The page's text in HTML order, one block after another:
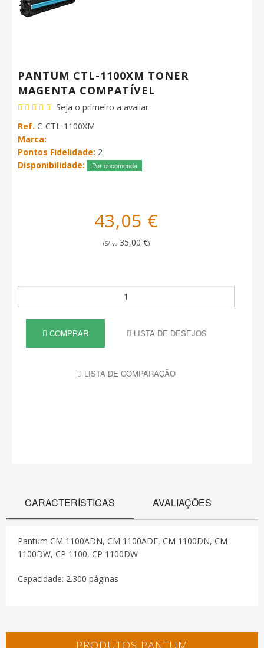
PANTUM CTL-1100XM TONER
MAGENTA COMPATÍVEL
Seja o primeiro a avaliar
Ref. C-CTL-1100XM
Marca:
Pontos Fidelidade: 2
Disponibilidade:
Por encomenda
43,05 €
(S/Iva 35,00 €)
COMPRAR LISTA DE DESEJOS
LISTA DE COMPARAÇÃO
CARACTERÍSTICAS AVALIAÇÕES
Pantum CM 1100ADN, CM 1100ADE, CM 1100DN, CM
1100DW, CP 1100, CP 1100DW
Capacidade: 2.300 páginas